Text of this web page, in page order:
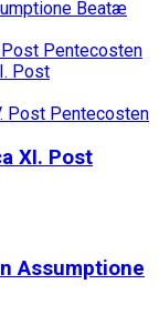
XI. Post
Assumptione